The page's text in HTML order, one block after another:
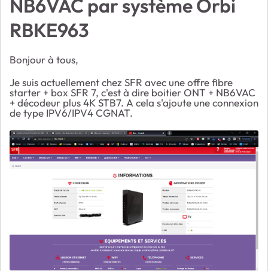
NB6VAC par système Orbi
RBKE963
Bonjour à tous,
Je suis actuellement chez SFR avec une offre fibre
starter + box SFR 7, c'est à dire boitier ONT + NB6VAC
+ décodeur plus 4K STB7. A cela s'ajoute une connexion
de type IPV6/IPV4 CGNAT.